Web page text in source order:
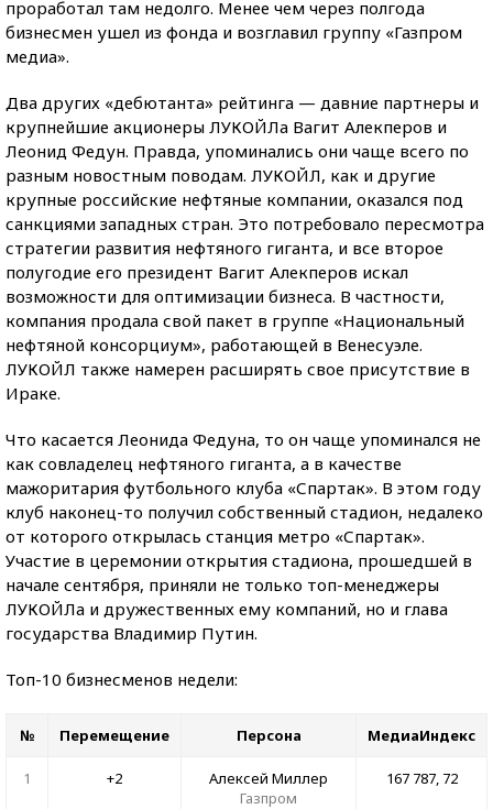
проработал там недолго. Менее чем через полгода
бизнесмен ушел из фонда и возглавил группу «Газпром
медиа».
Два других «дебютанта» рейтинга — давние партнеры и
крупнейшие акционеры ЛУКОЙЛа Вагит Алекперов и
Леонид Федун. Правда, упоминались они чаще всего по
разным новостным поводам. ЛУКОЙЛ, как и другие
крупные российские нефтяные компании, оказался под
санкциями западных стран. Это потребовало пересмотра
стратегии развития нефтяного гиганта, и все второе
полугодие его президент Вагит Алекперов искал
возможности для оптимизации бизнеса. В частности,
компания продала свой пакет в группе «Национальный
нефтяной консорциум», работающей в Венесуэле.
ЛУКОЙЛ также намерен расширять свое присутствие в
Ираке.
Что касается Леонида Федуна, то он чаще упоминался не
как совладелец нефтяного гиганта, а в качестве
мажоритария футбольного клуба «Спартак». В этом году
клуб наконец-то получил собственный стадион, недалеко
от которого открылась станция метро «Спартак».
Участие в церемонии открытия стадиона, прошедшей в
начале сентября, приняли не только топ-менеджеры
ЛУКОЙЛа и дружественных ему компаний, но и глава
государства Владимир Путин.
Топ-10 бизнесменов недели:
№ Перемещение Персона МедиаИндекс
1 +2
Алексей Миллер
Газпром
167 787, 72